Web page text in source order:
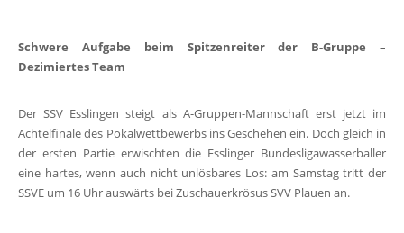
Schwere Aufgabe beim Spitzenreiter der B-Gruppe –
Dezimiertes Team
Der SSV Esslingen steigt als A-Gruppen-Mannschaft erst jetzt im
Achtelfinale des Pokalwettbewerbs ins Geschehen ein. Doch gleich in
der ersten Partie erwischten die Esslinger Bundesligawasserballer
eine hartes, wenn auch nicht unlösbares Los: am Samstag tritt der
SSVE um 16 Uhr auswärts bei Zuschauerkrösus SVV Plauen an.